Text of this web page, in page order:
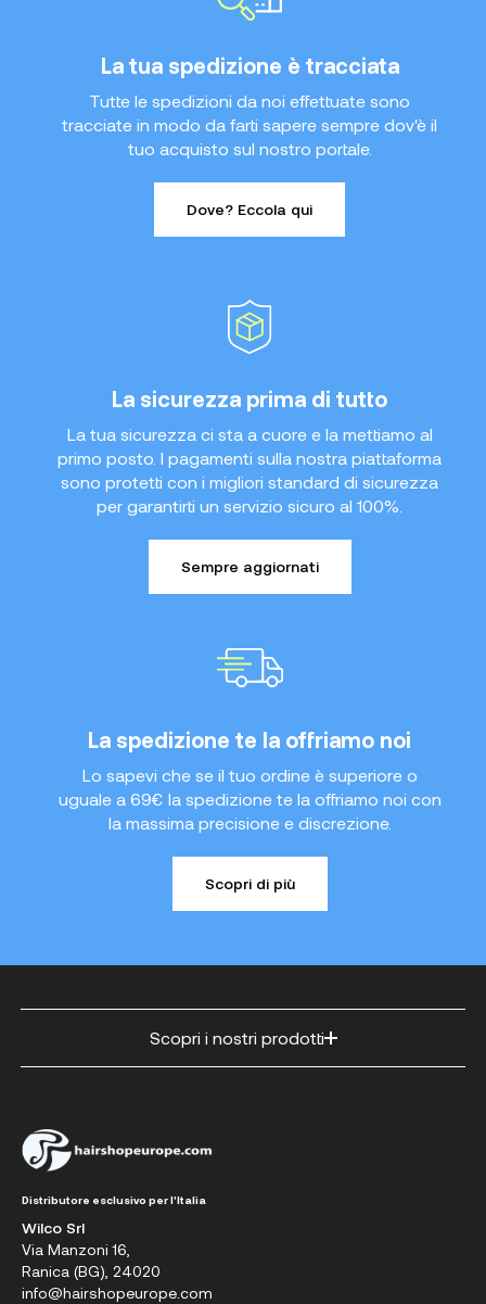
La tua spedizione è tracciata
Tutte le spedizioni da noi effettuate sono
tracciate in modo da farti sapere sempre dov'è il
tuo acquisto sul nostro portale.
Dove? Eccola qui
La sicurezza prima di tutto
La tua sicurezza ci sta a cuore e la mettiamo al
primo posto. I pagamenti sulla nostra piattaforma
sono protetti con i migliori standard di sicurezza
per garantirti un servizio sicuro al 100%.
Sempre aggiornati
La spedizione te la offriamo noi
Lo sapevi che se il tuo ordine è superiore o
uguale a 69€ la spedizione te la offriamo noi con
la massima precisione e discrezione.
Scopri di più
Scopri i nostri prodotti
Distributore esclusivo per l'Italia
Wilco Srl
Via Manzoni 16,
Ranica (BG), 24020
info@hairshopeurope.com